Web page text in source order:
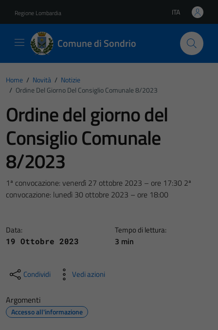
Regione Lombardia Lingua attiva:
ITA
Comune di Sondrio
Home / Novità / Notizie
/ Ordine Del Giorno Del Consiglio Comunale 8/2023
Ordine del giorno del
Consiglio Comunale
8/2023
1ª convocazione: venerdì 27 ottobre 2023 – ore 17:30 2ª
convocazione: lunedì 30 ottobre 2023 – ore 18:00
Data:
19 Ottobre 2023
Tempo di lettura:
3 min
Condividi Vedi azioni
Argomenti
Accesso all'informazione